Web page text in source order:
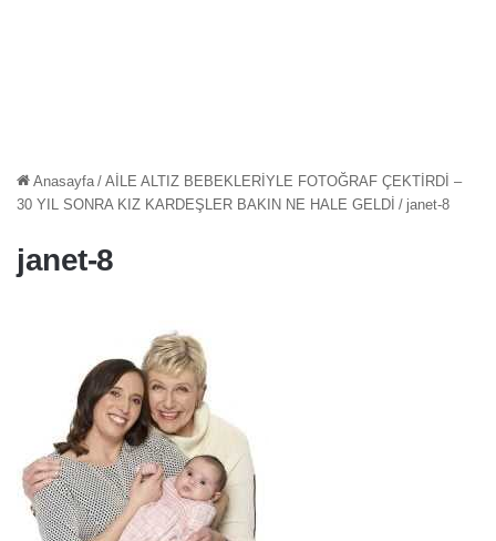
Anasayfa / AİLE ALTIZ BEBEKLERİYLE FOTOĞRAF ÇEKTİRDİ –
30 YIL SONRA KIZ KARDEŞLER BAKIN NE HALE GELDİ / janet-8
janet-8